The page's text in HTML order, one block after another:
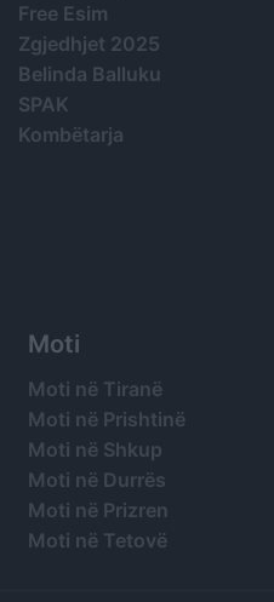
Free Esim
Zgjedhjet 2025
Belinda Balluku
SPAK
Kombëtarja
Moti
Moti në Tiranë
Moti në Prishtinë
Moti në Shkup
Moti në Durrës
Moti në Prizren
Moti në Tetovë